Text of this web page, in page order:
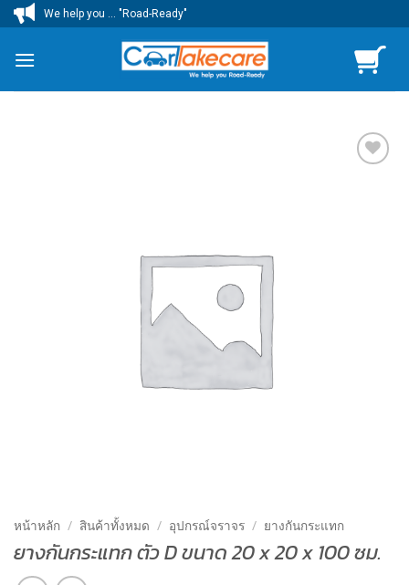
ข้าม
ไป
We help you ... "Road-Ready"
หน้าหลัก / สินค้าทั้งหมด / อุปกรณ์จราจร / ยางกันกระแทก
ยางกันกระแทก ตัว D ขนาด 20 x 20 x 100 ซม.